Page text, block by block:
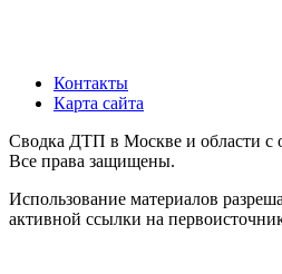
Контакты
Карта сайта
Сводка ДТП в Москве и области с
Все права защищены.
Использование материалов
активной ссылки на